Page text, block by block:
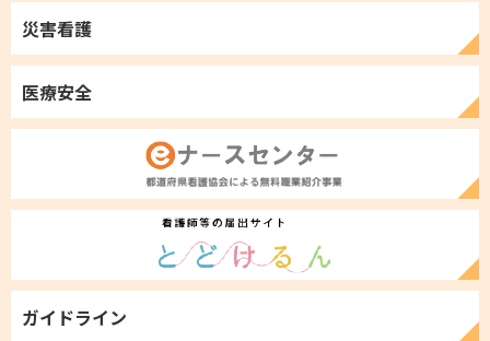
災害看護
医療安全
ガイドライン